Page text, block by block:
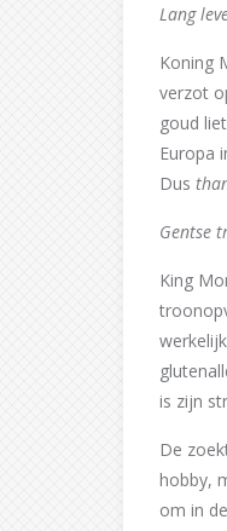
Lang
Koning
verzot
goud
Europa
Dus
Gentse
King
is zijn
De
hobby,
om in